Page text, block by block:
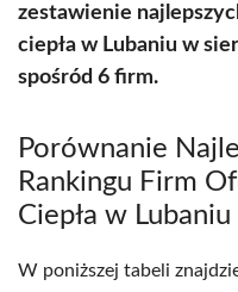
zestawienie
ciepła w Lubaniu w
spośród 6 firm.
Porównanie
Rankingu Firm
Ciepła w Lubaniu
W poniższej tabeli